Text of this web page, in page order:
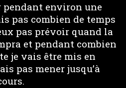
pendant environ une
pas combien de temps
pas prévoir quand la
et pendant combien
je vais être mis en
pas mener jusqu’à